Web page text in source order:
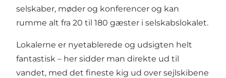
selskaber, møder og konferencer og kan
rumme alt fra 20 til 180 gæster i selskabslokalet.
Lokalerne er nyetablerede og udsigten helt
fantastisk – her sidder man direkte ud til
vandet, med det fineste kig ud over sejlskibene